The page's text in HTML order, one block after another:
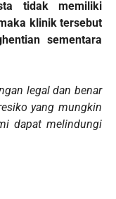
tidak memiliki
klinik tersebut
sementara
legal dan benar
yang mungkin
dapat melindungi